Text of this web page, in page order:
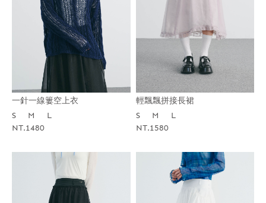
一針一線簍空上衣
S
M
L
NT.1480
輕飄飄拼接長裙
S
M
L
NT.1580